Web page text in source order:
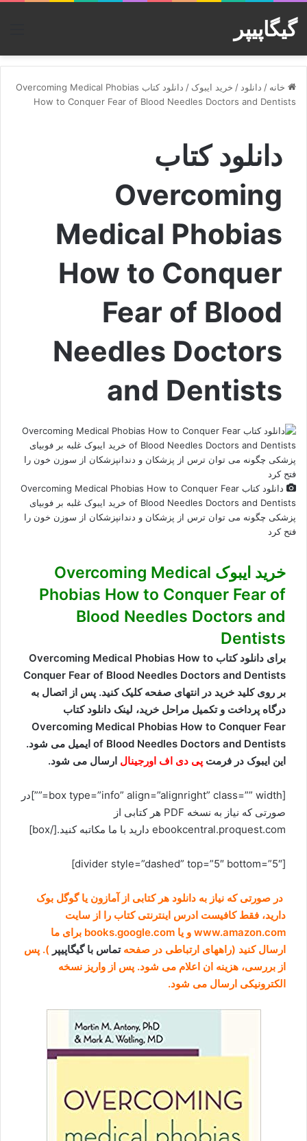
گیگاپیپر
خانه / دانلود / خرید ایبوک /
دانلود کتاب Overcoming Medical Phobias
How to Conquer Fear of Blood Needles Doctors and Dentists
دانلود کتاب
Overcoming
Medical Phobias
How to Conquer
Fear of Blood
Needles Doctors
and Dentists
دانلود کتاب Overcoming Medical Phobias How to Conquer Fear
of Blood Needles Doctors and Dentists خرید ایبوک غلبه بر فوبیای
پزشکی چگونه می توان ترس از پزشکان و دندانپزشکان از سوزن خون را
فتح کرد
خرید ایبوک Overcoming Medical
Phobias How to Conquer Fear of
Blood Needles Doctors and
Dentists
برای دانلود کتاب Overcoming Medical Phobias How to
Conquer Fear of Blood Needles Doctors and Dentists
بر روی کلید خرید در انتهای صفحه کلیک کنید. پس از اتصال به
درگاه پرداخت و تکمیل مراحل خرید، لینک دانلود کتاب
Overcoming Medical Phobias How to Conquer Fear
of Blood Needles Doctors and Dentists ایمیل می شود.
این ایبوک در فرمت پی دی اف اورجینال ارسال می شود.
[box type=”info” align=”alignright” class=”” width=””]در
صورتی که نیاز به نسخه PDF هر کتابی از
ebookcentral.proquest.com دارید با ما مکاتبه کنید.[/box]
[divider style=”dashed” top=”5″ bottom=”5″]
در صورتی که نیاز به دانلود هر کتابی از آمازون یا گوگل بوک
دارید، فقط کافیست ادرس اینترنتی کتاب را از سایت
www.amazon.com و یا books.google.com برای ما
ارسال کنید (راههای ارتباطی در صفحهتماس با گیگاپیپر ). پس
از بررسی، هزینه ان اعلام می شود. پس از واریز نسخه
الکترونیکی ارسال می شود.